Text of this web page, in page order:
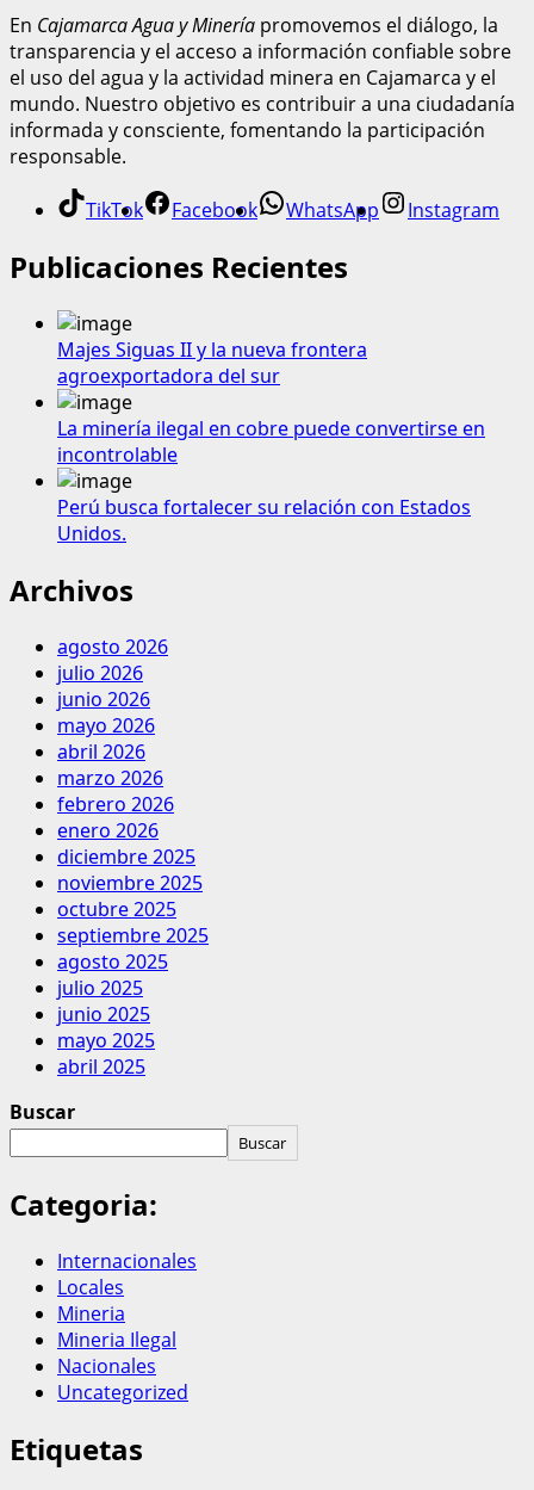
En Cajamarca Agua y Minería promovemos el diálogo, la
transparencia y el acceso a información confiable sobre
el uso del agua y la actividad minera en Cajamarca y el
mundo. Nuestro objetivo es contribuir a una ciudadanía
informada y consciente, fomentando la participación
responsable.
TikTok Facebook WhatsApp Instagram
Publicaciones Recientes
Majes Siguas II y la nueva frontera
agroexportadora del sur
La minería ilegal en cobre puede convertirse en
incontrolable
Perú busca fortalecer su relación con Estados
Unidos.
Archivos
agosto 2026
julio 2026
junio 2026
mayo 2026
abril 2026
marzo 2026
febrero 2026
enero 2026
diciembre 2025
noviembre 2025
octubre 2025
septiembre 2025
agosto 2025
julio 2025
junio 2025
mayo 2025
abril 2025
Buscar
Buscar
Categoria:
Internacionales
Locales
Mineria
Mineria Ilegal
Nacionales
Uncategorized
Etiquetas